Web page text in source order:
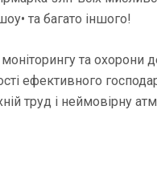
та багато іншого!
моніторингу та
ефективного
труд і неймовірну